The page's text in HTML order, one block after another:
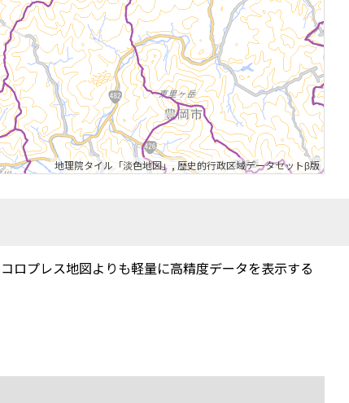
地理院タイル「淡色地図」,歴史的行政区域データセットβ版
ロプレス地図よりも軽量に高精度データを表示する